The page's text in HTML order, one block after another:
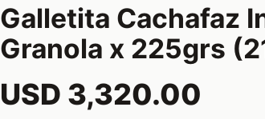
Galletita Cachafaz
Granola x 225grs
USD 3,320.00